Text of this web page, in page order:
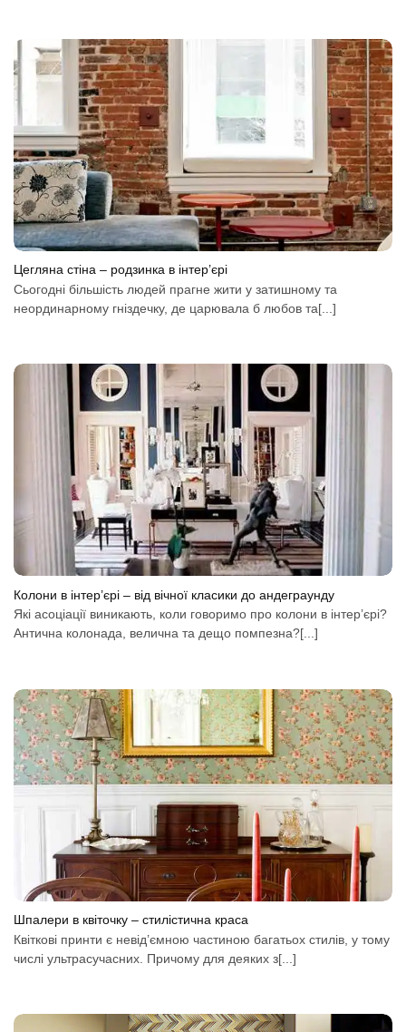
Цегляна стіна – родзинка в інтер’єрі
Сьогодні більшість людей прагне жити у затишному та
неординарному гніздечку, де царювала б любов та[...]
Колони в інтер’єрі – від вічної класики до андеграунду
Які асоціації виникають, коли говоримо про колони в інтер’єрі?
Антична колонада, велична та дещо помпезна?[...]
Шпалери в квіточку – стилістична краса
Квіткові принти є невід’ємною частиною багатьох стилів, у тому
числі ультрасучасних. Причому для деяких з[...]